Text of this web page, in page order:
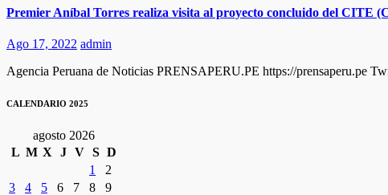
Premier Aníbal Torres realiza visita al proyecto concluido del CITE
Ago 17, 2022 admin
Agencia Peruana de Noticias PRENSAPERU.PE https://prensaperu.pe
CALENDARIO 2025
agosto 2026
L M X J V S D
1
2
3
4 5 6 7 8
9